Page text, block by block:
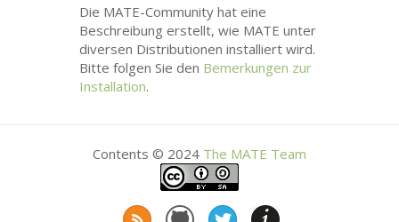
Die MATE-Community hat eine
Beschreibung erstellt, wie MATE unter
diversen Distributionen installiert wird.
Bitte folgen Sie den Bemerkungen zur
Installation.
Contents © 2024 The MATE Team